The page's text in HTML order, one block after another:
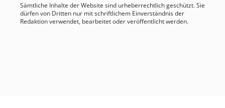
Sämtliche Inhalte der Website sind urheberrechtlich geschützt. Sie
dürfen von Dritten nur mit schriftlichem Einverständnis der
Redaktion verwendet, bearbeitet oder veröffentlicht werden.